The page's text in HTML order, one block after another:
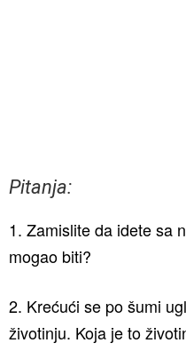
Pitanja:
1. Zamislite da idete sa
mogao biti?
2. Krećući se po šumi
životinju. Koja je to